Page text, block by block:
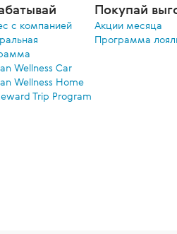
с компанией
Wellness Car
Wellness Home
Trip Program
Покупай
Акции меcяца
Программа